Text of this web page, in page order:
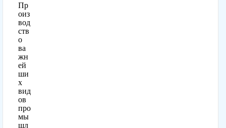
Пр
оиз
вод
ств
о
ва
жн
ей
ши
х
вид
ов
про
мы
шл